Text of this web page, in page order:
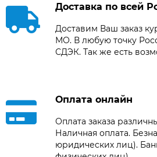
Доставка по всей
Доставим Ваш заказ
МО. В любую точку
СДЭК. Так же есть
Оплата онлайн
Оплата заказа
Наличная оплата.
юридических лиц).